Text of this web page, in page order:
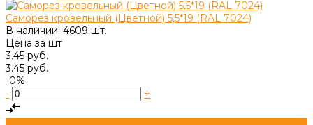
Саморез кровельный (Цветной) 5,5*19 (RAL 7024)
В наличии: 4609 шт.
Цена за шт
3.45 руб.
3.45 руб.
-0%
-
+